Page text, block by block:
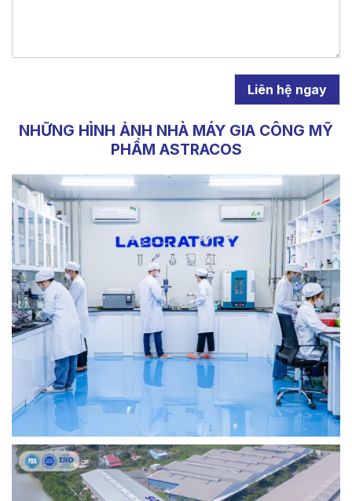
Liên hệ ngay
NHỮNG HÌNH ẢNH NHÀ MÁY GIA CÔNG MỸ
PHẨM ASTRACOS